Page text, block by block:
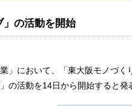
」の活動を開始
」において、「東大阪モノづく
の活動を14日から開始すると発